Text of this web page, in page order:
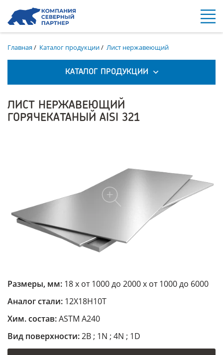
Главная/ Каталог продукции/ Лист нержавеющий
КАТАЛОГ ПРОДУКЦИИ
ЛИСТ НЕРЖАВЕЮЩИЙ
ГОРЯЧЕКАТАНЫЙ AISI 321
Размеры, мм: 18 х от 1000 до 2000 х от 1000 до 6000
Аналог стали: 12Х18Н10Т
Хим. состав:ASTM A240
Вид поверхности:2B ; 1N ; 4N ; 1D